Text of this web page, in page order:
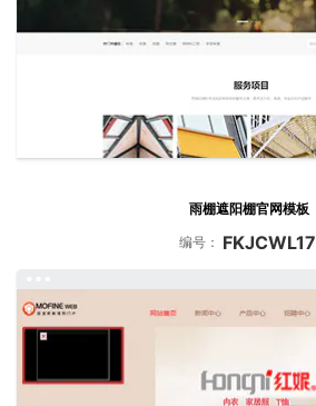
雨棚遮阳棚官网模板
编号： FKJCWL17